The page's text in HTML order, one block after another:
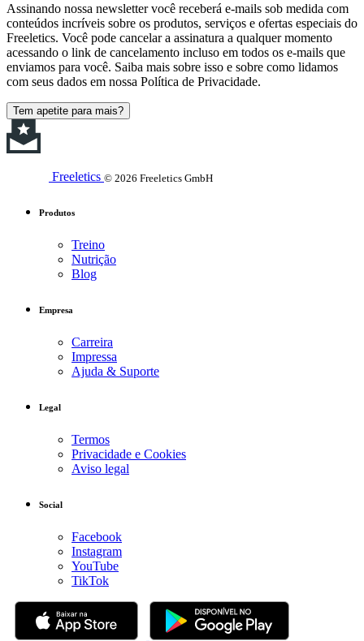
Assinando nossa newsletter você receberá e-mails sob medida com
conteúdos incríveis sobre os produtos, serviços e ofertas especiais do
Freeletics. Você pode cancelar a assinatura a qualquer momento
acessando o link de cancelamento incluso em todos os e-mails que
enviamos para você. Saiba mais sobre isso e sobre como lidamos
com seus dados em nossa Política de Privacidade.
Tem apetite para mais?
Freeletics © 2026 Freeletics GmbH
Produtos
Treino
Nutrição
Blog
Empresa
Carreira
Impressa
Ajuda & Suporte
Legal
Termos
Privacidade e Cookies
Aviso legal
Social
Facebook
Instagram
YouTube
TikTok